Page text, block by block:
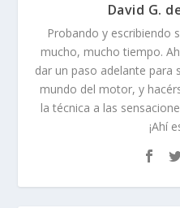
David G.
Probando y escribiendo
mucho, mucho tiempo.
dar un paso adelante para
mundo del motor, y
la técnica a las
¡Ahí